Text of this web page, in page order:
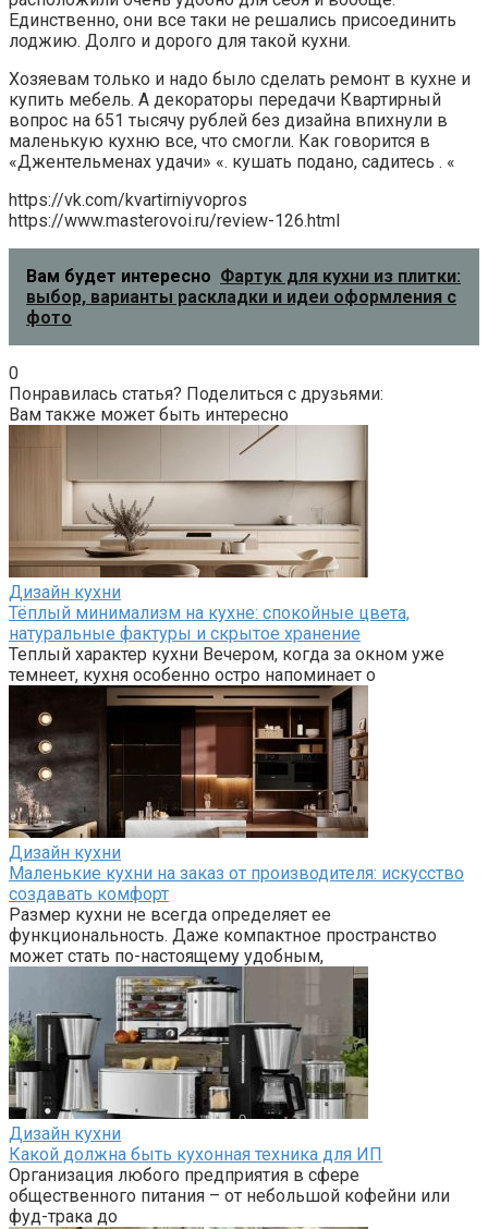
Единственно, они все таки не решались присоединить
лоджию. Долго и дорого для такой кухни.
Хозяевам только и надо было сделать ремонт в кухне и
купить мебель. А декораторы передачи Квартирный
вопрос на 651 тысячу рублей без дизайна впихнули в
маленькую кухню все, что смогли. Как говорится в
«Джентельменах удачи» «. кушать подано, садитесь . «
https://vk.com/kvartirniyvopros
https://www.masterovoi.ru/review-126.html
Вам будет интересно Фартук для кухни из плитки:
выбор, варианты раскладки и идеи оформления с
фото
0
Понравилась статья? Поделиться с друзьями:
Вам также может быть интересно
Дизайн кухни
Тёплый минимализм на кухне: спокойные цвета,
натуральные фактуры и скрытое хранение
Теплый характер кухни Вечером, когда за окном уже
темнеет, кухня особенно остро напоминает о
Дизайн кухни
Маленькие кухни на заказ от производителя: искусство
создавать комфорт
Размер кухни не всегда определяет ее
функциональность. Даже компактное пространство
может стать по-настоящему удобным,
Дизайн кухни
Какой должна быть кухонная техника для ИП
Организация любого предприятия в сфере
общественного питания – от небольшой кофейни или
фуд-трака до